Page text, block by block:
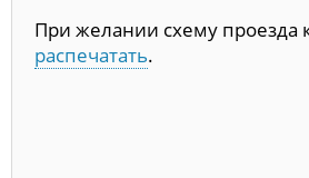
При желании схему проезда
распечатать.